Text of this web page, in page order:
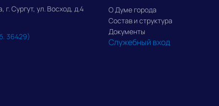
Сургут, ул. Восход, д.4
36429)
О Думе города
Состав и структура
Документы
Служебный вход